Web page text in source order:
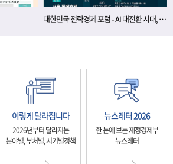
대한민국 전략경제 포럼 - AI 대전환 시대, 대한민국 전략경제의 길
이렇게 달라집니다
2026년부터 달라지는
분야별, 부처별, 시기별정책
뉴스레터 2026
한 눈에 보는 재정경제부
뉴스레터